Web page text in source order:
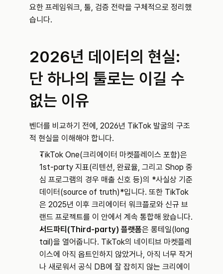
요한 프레임워크, 툴, 검증 전략을 구체적으로 정리했
습니다.
2026년 데이터의 현실:
단 하나의 툴로는 이길 수
없는 이유
벤더를 비교하기 전에, 2026년 TikTok 발굴의 구조
적 현실을 이해해야 합니다.
TikTok One(크리에이터 마켓플레이스 포함)은
1st-party 지표(리텐션, 완료율, 그리고 Shop 중
심 프로그램의 경우 매출 신호 등)의 *사실상 기준
데이터(source of truth)*입니다. 또한 TikTok
은 2025년 이후 크리에이터 워크플로와 신규 브
랜드 프로젝트를 이 안에서 계속 통합해 왔습니다.
서드파티(Third-party) 플랫폼은 롱테일(long
tail)을 열어줍니다. TikTok의 네이티브 마켓플레
이스에 아직 옵트인하지 않았거나, 아직 너무 작거
나 새로워서 공식 DB에 잘 잡히지 않는 크리에이